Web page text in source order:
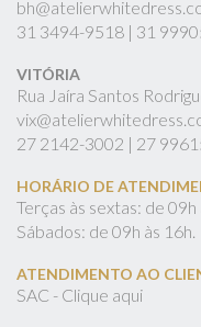
31 3494-9518 | 31
VITÓRIA
Rua Jaíra Santos
27 2142-3002 | 27
HORÁRIO DE
Terças às sextas: de 09h
Sábados: de 09h às 16h.
ATENDIMENTO AO
SAC - Clique aqui